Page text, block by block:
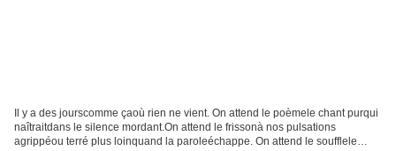
Il y a des jourscomme çaoù rien ne vient. On attend le poèmele chant purqui
naîtraitdans le silence mordant.On attend le frissonà nos pulsations
agrippéou terré plus loinquand la paroleéchappe. On attend le soufflele